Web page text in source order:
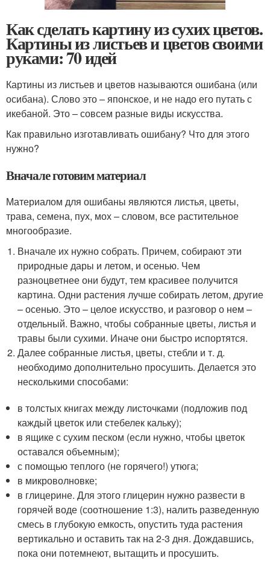
Как сделать картину из сухих цветов.
Картины из листьев и цветов своими
руками: 70 идей
Картины из листьев и цветов называются ошибана (или
осибана). Слово это – японское, и не надо его путать с
икебаной. Это – совсем разные виды искусства.
Как правильно изготавливать ошибану? Что для этого
нужно?
Вначале готовим материал
Материалом для ошибаны являются листья, цветы,
трава, семена, пух, мох – словом, все растительное
многообразие.
Вначале их нужно собрать. Причем, собирают эти
природные дары и летом, и осенью. Чем
разноцветнее они будут, тем красивее получится
картина. Одни растения лучше собирать летом, другие
– осенью. Это – целое искусство, и разговор о нем –
отдельный. Важно, чтобы собранные цветы, листья и
травы были сухими. Иначе они быстро испортятся.
Далее собранные листья, цветы, стебли и т. д.
необходимо дополнительно просушить. Делается это
несколькими способами:
в толстых книгах между листочками (подложив под
каждый цветок или стебелек кальку);
в ящике с сухим песком (если нужно, чтобы цветок
оставался объемным);
с помощью теплого (не горячего!) утюга;
в микроволновке;
в глицерине. Для этого глицерин нужно развести в
горячей воде (соотношение 1:3), налить разведенную
смесь в глубокую емкость, опустить туда растения
вертикально и оставить так на 2-3 дня. Дождавшись,
пока они потемнеют, вытащить и просушить.